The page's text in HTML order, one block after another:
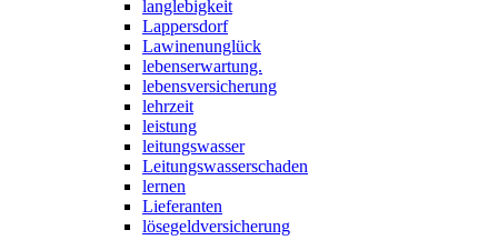
langlebigkeit
Lappersdorf
Lawinenunglück
lebenserwartung.
lebensversicherung
lehrzeit
leistung
leitungswasser
Leitungswasserschaden
lernen
Lieferanten
lösegeldversicherung